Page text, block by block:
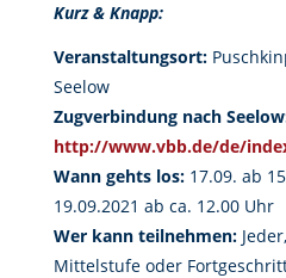
Kurz & Knapp:
Veranstaltungsort:
Seelow
Zugverbindung nach
http://www.vbb.de/de/
Wann gehts los: 17.09. ab
19.09.2021 ab ca. 12.00 Uhr
Wer kann teilnehmen:
Mittelstufe oder